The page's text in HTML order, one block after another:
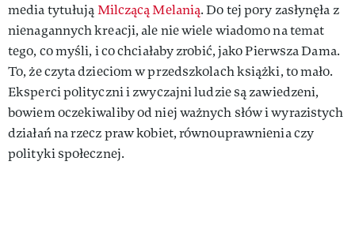
media tytułująMilczącą Melanią. Do tej pory zasłynęła z
nienagannych kreacji, ale nie wiele wiadomo na temat
tego, co myśli, i co chciałaby zrobić, jako Pierwsza Dama.
To, że czyta dzieciom w przedszkolach książki, to mało.
Eksperci polityczni i zwyczajni ludzie są zawiedzeni,
bowiem oczekiwaliby od niej ważnych słów i wyrazistych
działań na rzecz praw kobiet, równouprawnienia czy
polityki społecznej.